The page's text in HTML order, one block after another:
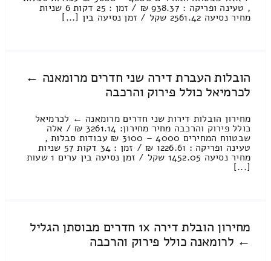
, טעינה ופריקה : 938.37 ₪ / זמן : 25 דקות 6 שניות
מחיר נסיעה 2561.42 שקל / זמן נסיעה בין [...]
הובלות העברת דירה שני חדרים מרומאנה ←
לכרמיאל כולל פירוק והרכבה
מחירון הובלות דירות שני חדרים מרומאנה ← לכרמיאל
כולל פירוק והרכבה מחיר מחירון: 3261.14 ₪ / אלה
שבטווח המחירים 4000 – 3100 ₪ עבודות סבלות ,
טעינה ופריקה : 1226.61 ₪ / זמן : 34 דקות 57 שניות
מחיר נסיעה 1452.05 שקל / זמן נסיעה בין ערים 1 שעות
[...]
מחירון הובלת דירה 1x חדרים מבוסתן הגליל
← לרומאנה כולל פירוק והרכבה